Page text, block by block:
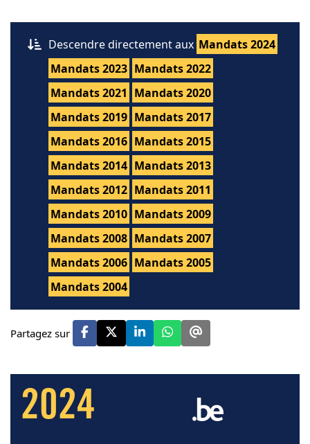
Descendre directement aux Mandats 2024
Mandats 2023 Mandats 2022
Mandats 2021 Mandats 2020
Mandats 2019 Mandats 2017
Mandats 2016 Mandats 2015
Mandats 2014 Mandats 2013
Mandats 2012 Mandats 2011
Mandats 2010 Mandats 2009
Mandats 2008 Mandats 2007
Mandats 2006 Mandats 2005
Mandats 2004
Partagez sur
2024